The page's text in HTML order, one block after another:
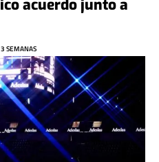
acuerdo junto a
SEMANAS